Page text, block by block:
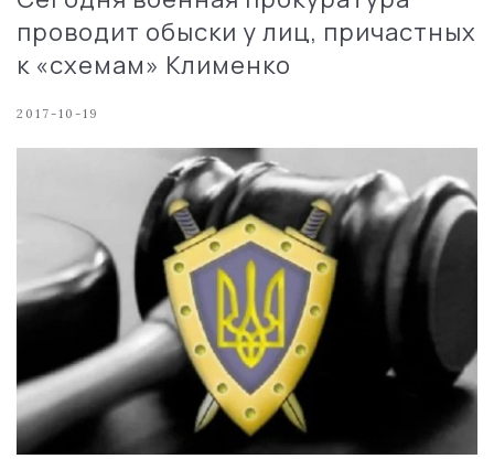
проводит обыски у лиц, причастных
к «схемам» Клименко
2017-10-19